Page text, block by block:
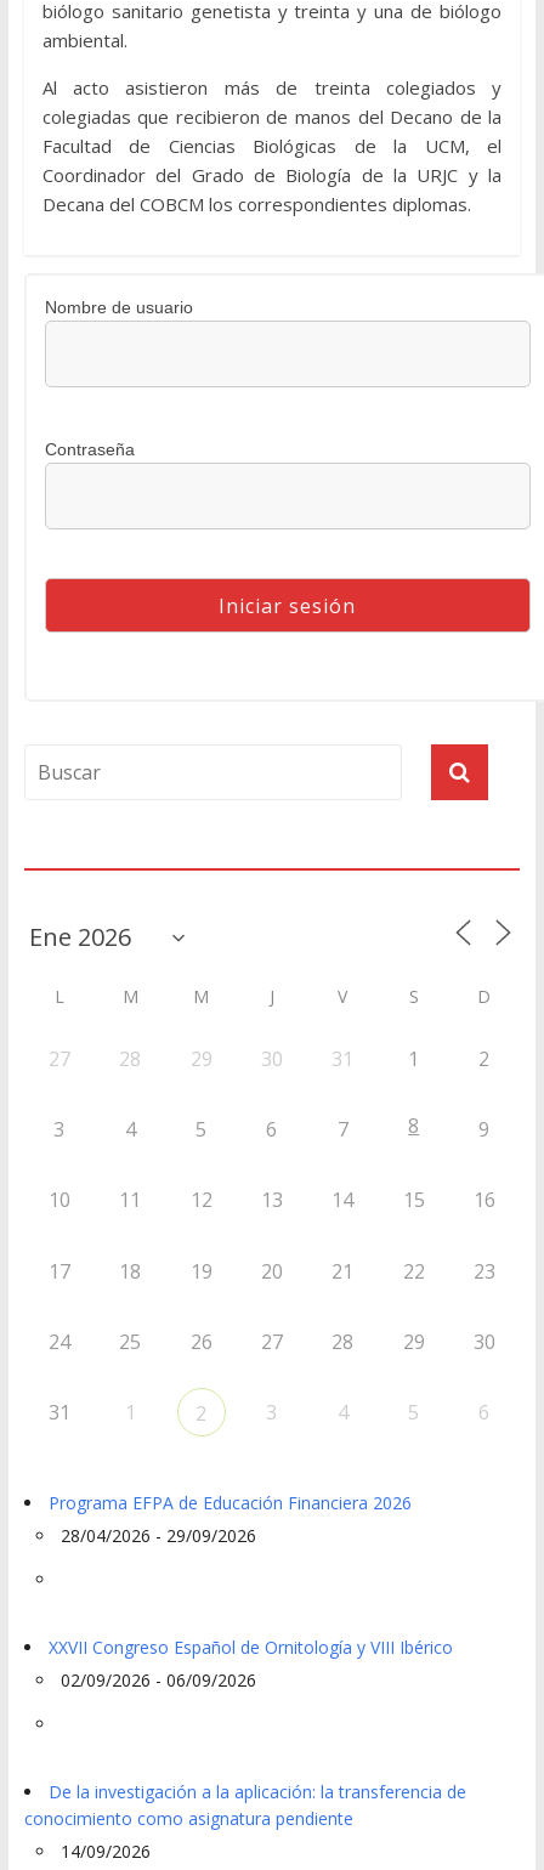
biólogo sanitario genetista y treinta y una de biólogo
ambiental.
Al acto asistieron más de treinta colegiados y
colegiadas que recibieron de manos del Decano de la
Facultad de Ciencias Biológicas de la UCM, el
Coordinador del Grado de Biología de la URJC y la
Decana del COBCM los correspondientes diplomas.
Nombre de usuario
Contraseña
L M M J V S D
27 28 29 30 31 1 2
3 4 5 6 7 8 9
10 11 12 13 14 15 16
17 18 19 20 21 22 23
24 25 26 27 28 29 30
31 1 2 3 4 5 6
Programa EFPA de Educación Financiera 2026
28/04/2026 - 29/09/2026
XXVII Congreso Español de Ornitología y VIII Ibérico
02/09/2026 - 06/09/2026
De la investigación a la aplicación: la transferencia de
conocimiento como asignatura pendiente
14/09/2026